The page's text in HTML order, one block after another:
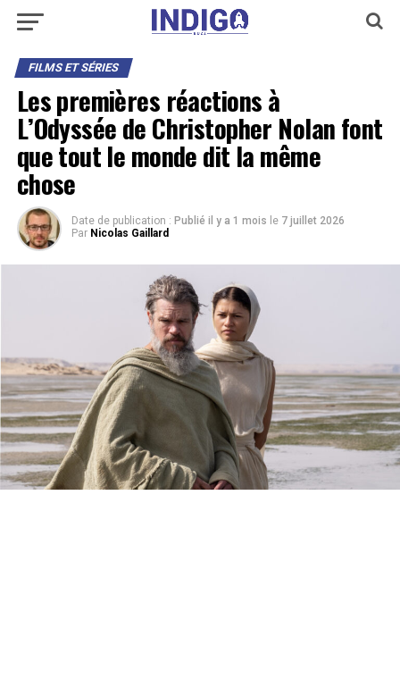
FILMS ET SÉRIES
Les premières réactions à
L’Odyssée de Christopher Nolan font
que tout le monde dit la même
chose
Date de publication : Publié il y a 1 mois le 7 juillet 2026
Par Nicolas Gaillard